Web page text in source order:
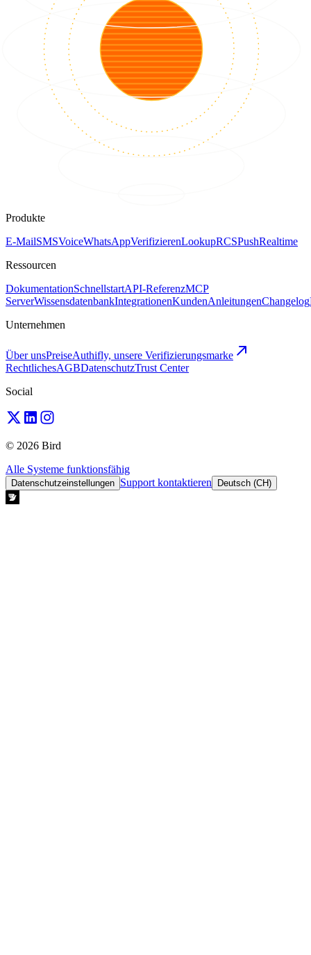
Produkte
E-MailSMSVoiceWhatsAppVerifizierenLookupRCSPushRealtime
Ressourcen
DokumentationSchnellstartAPI-ReferenzMCP
ServerWissensdatenbankIntegrationenKundenAnleitungenChangelog
Unternehmen
Über unsPreiseAuthifly, unsere Verifizierungsmarke
RechtlichesAGBDatenschutzTrust Center
Social
© 2026 Bird
Alle Systeme funktionsfähig
Datenschutzeinstellungen Support kontaktieren Deutsch (CH)